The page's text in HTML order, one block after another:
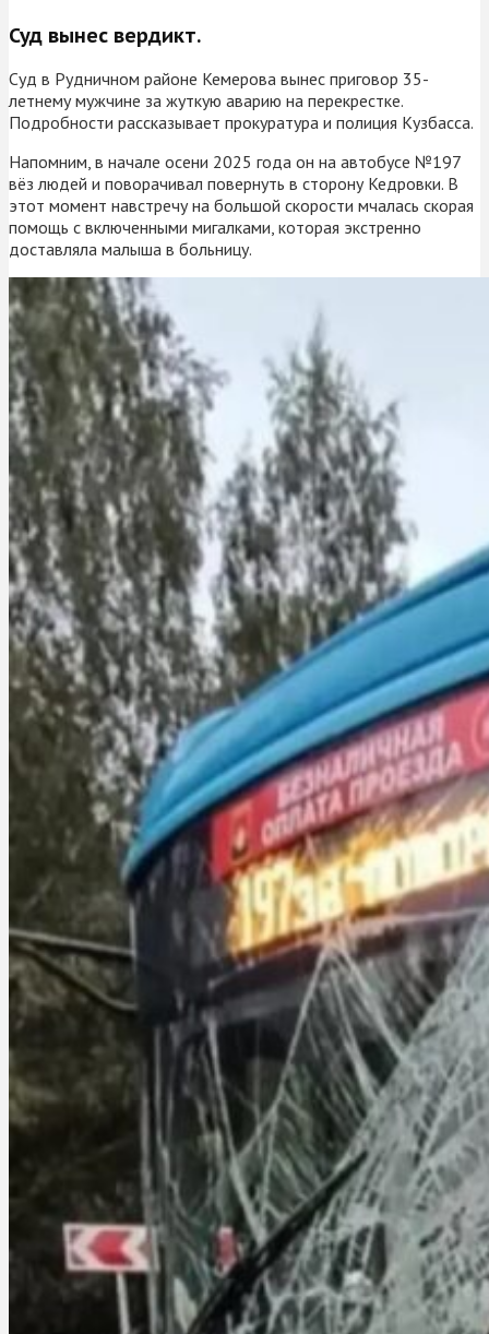
Суд вынес вердикт.
Суд в Рудничном районе Кемерова вынес приговор 35-
летнему мужчине за жуткую аварию на перекрестке.
Подробности рассказывает прокуратура и полиция Кузбасса.
Напомним, в начале осени 2025 года он на автобусе №197
вёз людей и поворачивал повернуть в сторону Кедровки. В
этот момент навстречу на большой скорости мчалась скорая
помощь с включенными мигалками, которая экстренно
доставляла малыша в больницу.